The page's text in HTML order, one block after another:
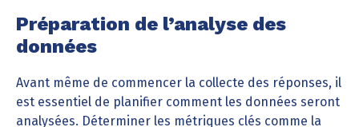
Préparation de l’analyse des
données
Avant même de commencer la collecte des réponses, il
est essentiel de planifier comment les données seront
analysées. Déterminer les métriques clés comme la